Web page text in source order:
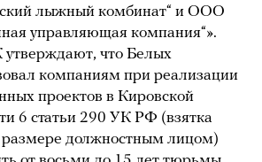
лыжный комбинат“ и ООО
управляющая компания“».
утверждают, что Белых
компаниям при реализации
проектов в Кировской
6 статьи 290 УК РФ (взятка
размере должностным лицом)